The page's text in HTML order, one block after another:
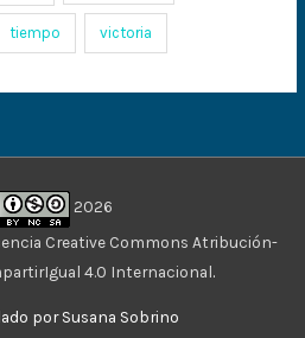
tiempo victoria
2026
Creative Commons Atribución-
4.0 Internacional.
por Susana Sobrino